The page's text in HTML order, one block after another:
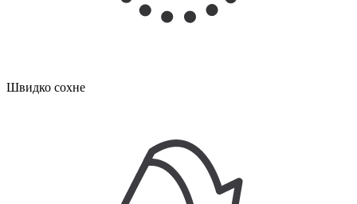
Швидко сохне